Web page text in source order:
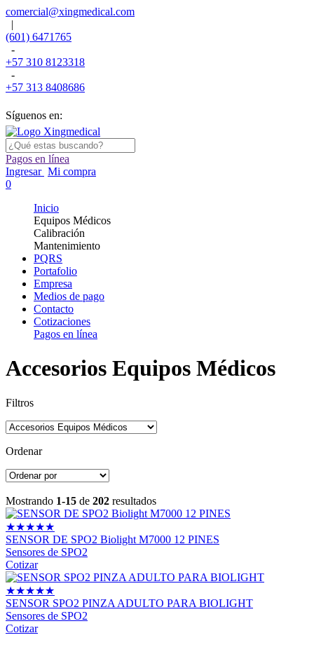
comercial@xingmedical.com
|
(601) 6471765
-
+57 310 8123318
-
+57 313 8408686
Síguenos en:
Pagos en línea
Ingresar Mi compra
0
Inicio
Equipos Médicos
Calibración
Mantenimiento
PQRS
Portafolio
Empresa
Medios de pago
Contacto
Cotizaciones
Pagos en línea
Accesorios Equipos Médicos
Filtros
Ordenar
Mostrando 1-15 de 202 resultados
★★★★★
SENSOR DE SPO2 Biolight M7000 12 PINES
Sensores de SPO2
Cotizar
★★★★★
SENSOR SPO2 PINZA ADULTO PARA BIOLIGHT
Sensores de SPO2
Cotizar